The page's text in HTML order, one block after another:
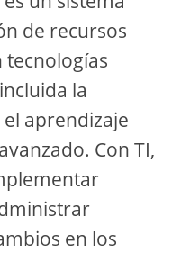
de recursos
tecnologías
la
aprendizaje
Con TI,
en los